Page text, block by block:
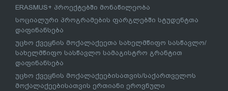
ERASMUS+ პროექტებში მონაწილეობა
სოციალური პროგრამების ფარგლებში სტუდენტთა
დაფინანსება
უცხო ქვეყნის მოქალაქეეთა სახელმწიფო სასწავლო/
სახელმწიფო სასწავლო სამაგისტრო გრანტით
დაფინანსება
უცხო ქვეყნის მოქალაქეებისათვის/საქართველოს
მოქალაქეებისათვის ერთიანი ეროვნული